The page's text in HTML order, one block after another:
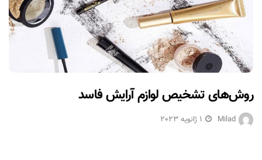
روش‌های تشخیص لوازم آرایش فاسد
Milad 1 ژانویه 2023